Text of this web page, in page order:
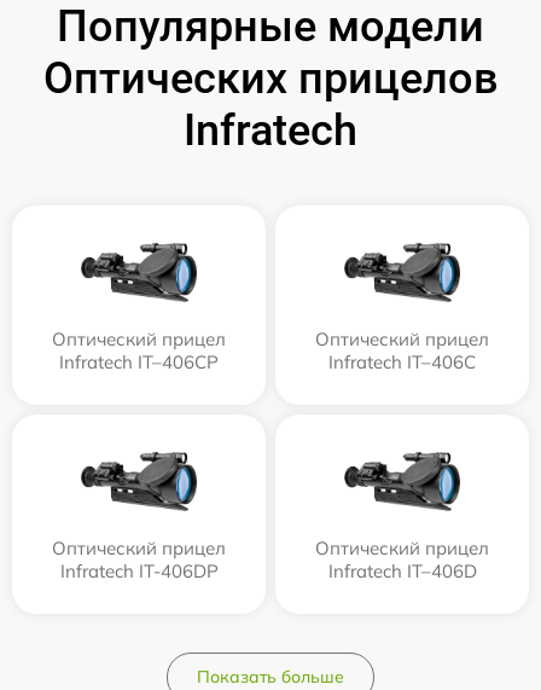
Популярные модели
Оптических прицелов
Infratech
Оптический прицел
Infratech IT–406СP
Оптический прицел
Infratech IT–406С
Оптический прицел
Infratech IT-406DP
Оптический прицел
Infratech IT–406D
Показать больше